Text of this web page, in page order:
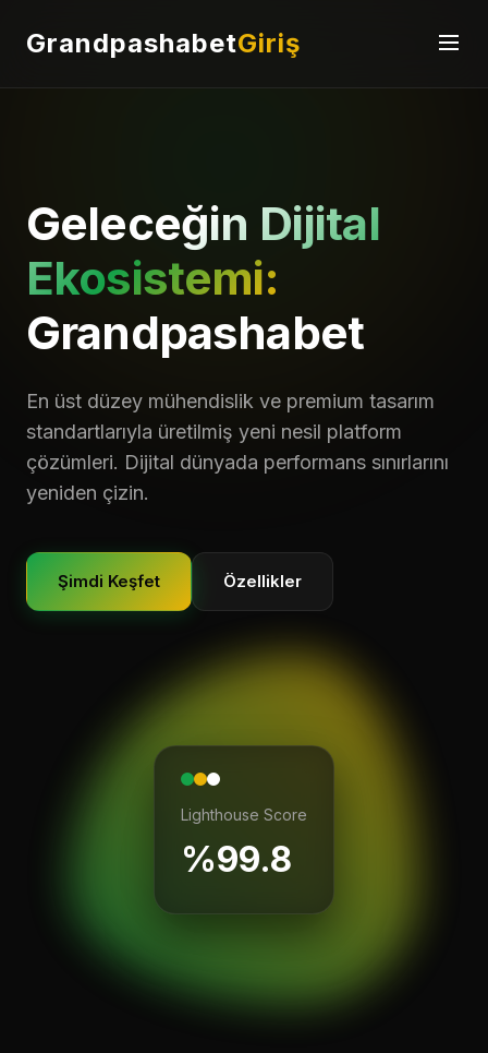
GrandpashabetGiriş
Geleceğin Dijital
Ekosistemi:
Grandpashabet
En üst düzey mühendislik ve premium tasarım
standartlarıyla üretilmiş yeni nesil platform
çözümleri. Dijital dünyada performans sınırlarını
yeniden çizin.
Şimdi Keşfet Özellikler
Lighthouse Score
%99.8